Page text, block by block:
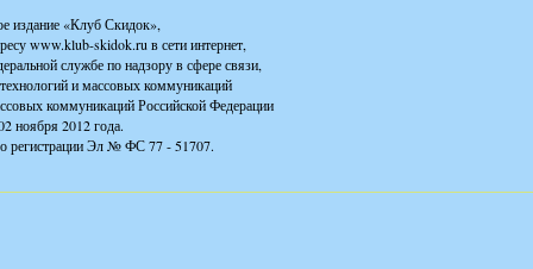
издание «Клуб Скидок»,
www.klub-skidok.ru в сети интернет,
службе по надзору в сфере связи,
и массовых коммуникаций
коммуникаций Российской Федерации
ноября 2012 года.
о регистрации Эл № ФС 77 - 51707.